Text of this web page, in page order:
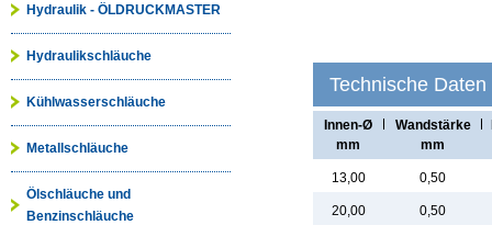
Technische Daten
Innen-Ø
mm
Wandstärke
mm
13,00 0,50
20,00 0,50
Hydraulik - ÖLDRUCKMASTER
Hydraulikschläuche
Kühlwasserschläuche
Metallschläuche
Ölschläuche und
Benzinschläuche